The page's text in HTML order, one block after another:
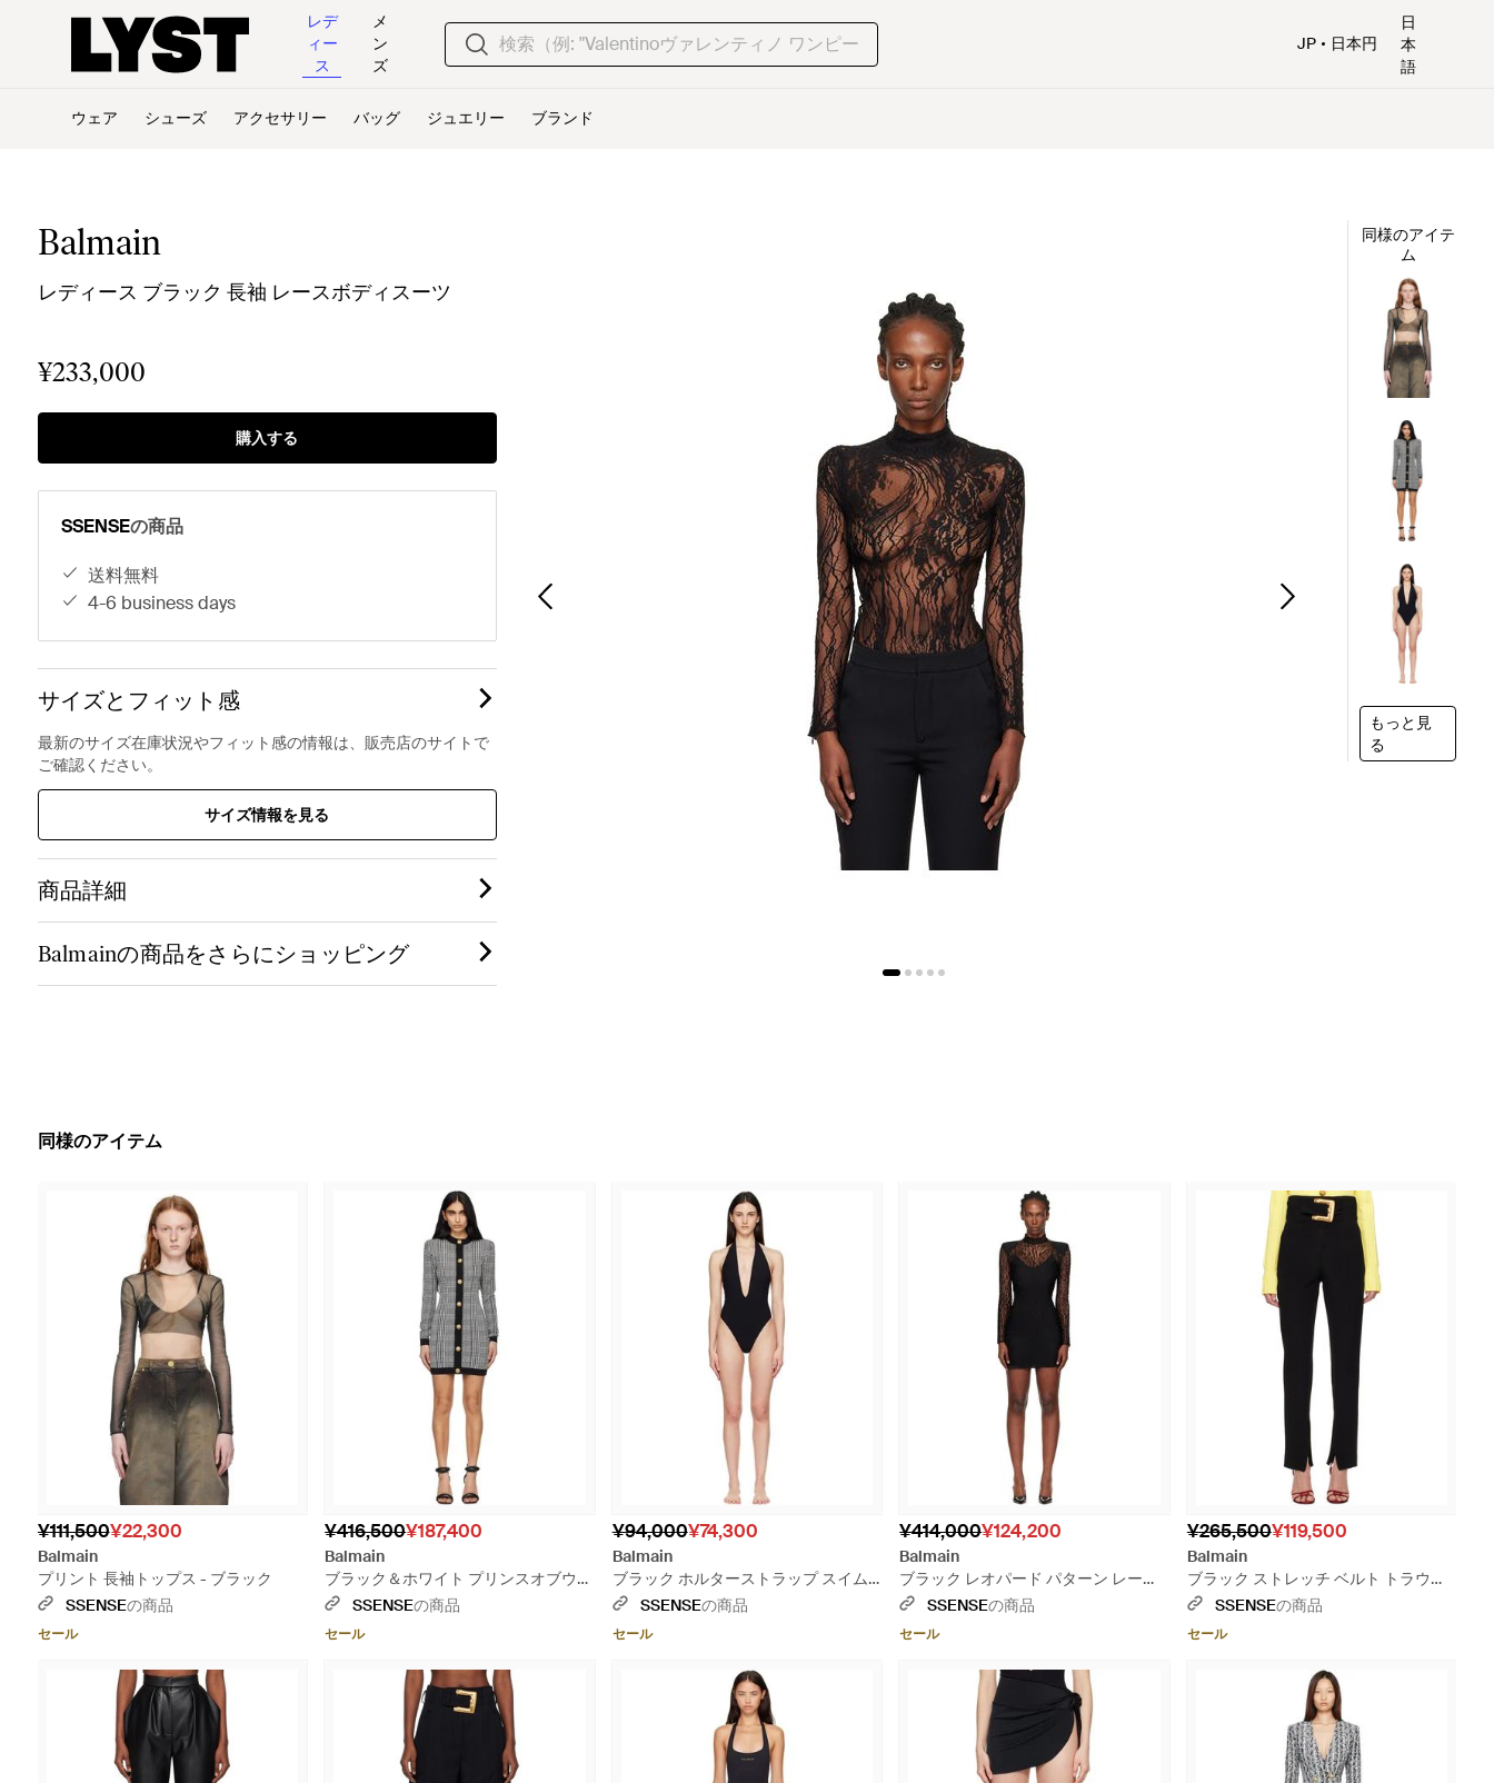
レデ
ィー
ス
メ
ン
ズ
JP 日本円
日
本
語
ウェア シューズ アクセサリー バッグ ジュエリー ブランド
Balmain
レディース ブラック 長袖 レースボディスーツ
¥233,000
購入する
SSENSEの商品
送料無料
4-6 business days
サイズとフィット感
最新のサイズ在庫状況やフィット感の情報は、販売店のサイトで
ご確認ください。
サイズ情報を見る
商品詳細
Balmainの商品をさらにショッピング
同様のアイテ
ム
もっと見
る
同様のアイテム
¥111,500¥22,300
Balmain
プリント 長袖トップス - ブラック
SSENSEの商品
セール
¥416,500¥187,400
Balmain
ブラック＆ホワイト プリンスオブウェ
ールズ 長袖 ミニワンピース
SSENSEの商品
セール
¥94,000¥74,300
Balmain
ブラック ホルターストラップ スイム
ウェアSSENSEの商品
セール
¥414,000¥124,200
Balmain
ブラック レオパード パターン レース
ミニワンピース
SSENSEの商品
セール
¥265,500¥119,500
Balmain
ブラック ストレッチ ベルト トラウザ
ーズSSENSEの商品
セール